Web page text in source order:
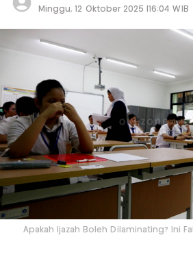
Minggu, 12 Oktober 2025 |16:04 WIB
Apakah Ijazah Boleh Dilaminating? Ini